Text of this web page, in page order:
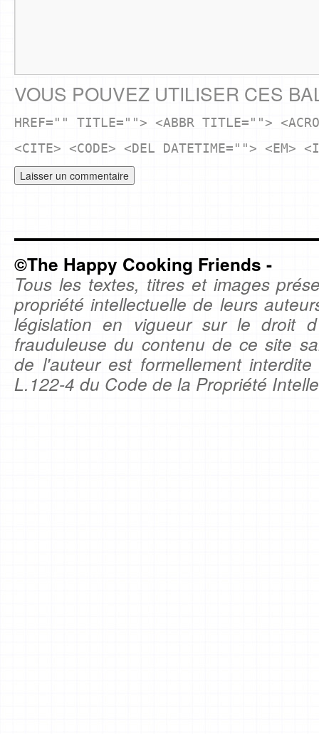
VOUS POUVEZ UTILISER CES
HREF="" TITLE=""> <ABBR TITLE="">
<CITE> <CODE> <DEL DATETIME=""> <EM>
©The Happy Cooking Friends -
Tous les textes, titres et images
propriété intellectuelle de leurs
législation en vigueur sur le droit
frauduleuse du contenu de ce site
de l'auteur est formellement
L.122-4 du Code de la Propriété